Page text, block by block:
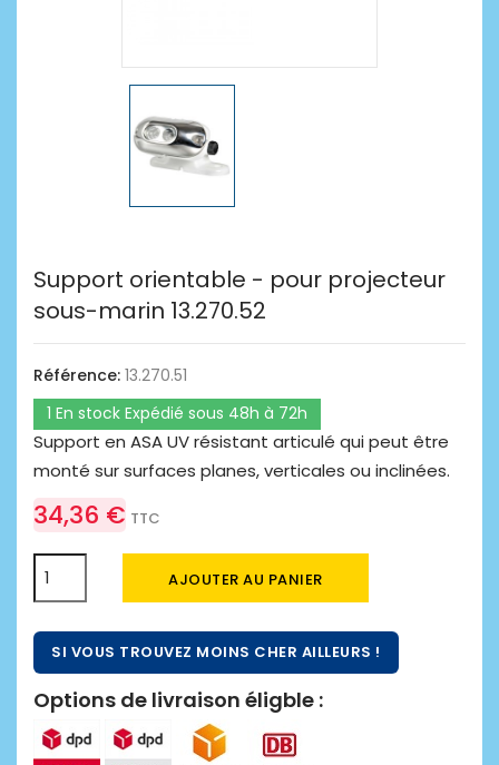
Support orientable - pour projecteur
sous-marin 13.270.52
Référence: 13.270.51
1 En stock Expédié sous 48h à 72h
Support en ASA UV résistant articulé qui peut être
monté sur surfaces planes, verticales ou inclinées.
34,36 € TTC
AJOUTER AU PANIER
SI VOUS TROUVEZ MOINS CHER AILLEURS !
Options de livraison éligble :